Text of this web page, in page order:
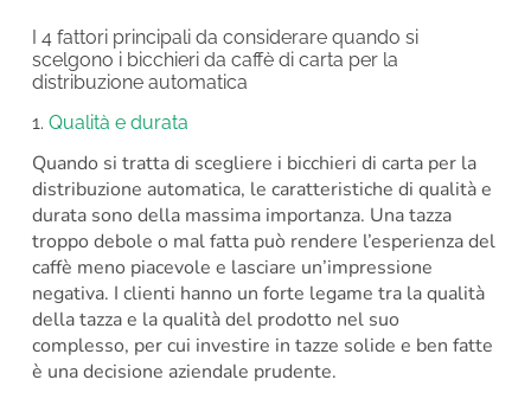
I 4 fattori principali da considerare quando si
scelgono i bicchieri da caffè di carta per la
distribuzione automatica
1. Qualità e durata
Quando si tratta di scegliere i bicchieri di carta per la
distribuzione automatica, le caratteristiche di qualità e
durata sono della massima importanza. Una tazza
troppo debole o mal fatta può rendere l’esperienza del
caffè meno piacevole e lasciare un’impressione
negativa. I clienti hanno un forte legame tra la qualità
della tazza e la qualità del prodotto nel suo
complesso, per cui investire in tazze solide e ben fatte
è una decisione aziendale prudente.